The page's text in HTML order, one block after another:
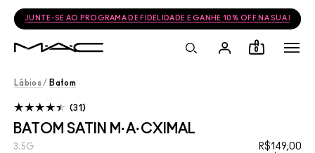
FRETE GRÁTIS NAS COMPRAS ACIMA DE R$399
0
Lábios / Batom
BATOM SATIN M·A·CXIMAL
R$149,00
3.5G
31